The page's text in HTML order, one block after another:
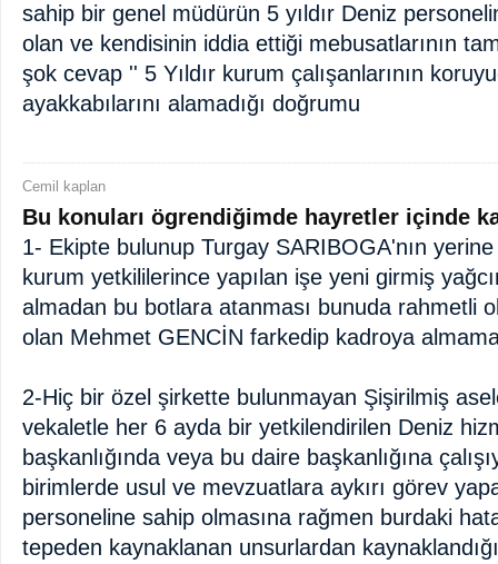
sahip bir genel müdürün 5 yıldır Deniz
olan ve kendisinin iddia ettiği mebusatlarının
şok cevap '' 5 Yıldır kurum çalışanlarının
ayakkabılarını alamadığı doğrumu
Cemil kaplan
Bu konuları ögrendiğimde hayretler içinde
1- Ekipte bulunup Turgay SARIBOGA'nın
kurum yetkililerince yapılan işe yeni girmiş
almadan bu botlara atanması bunuda rahmetli
olan Mehmet GENCİN farkedip kadroya
2-Hiç bir özel şirkette bulunmayan Şişirilmiş
vekaletle her 6 ayda bir yetkilendirilen Deniz
başkanlığında veya bu daire başkanlığına
birimlerde usul ve mevzuatlara aykırı görev
personeline sahip olmasına rağmen burdaki
tepeden kaynaklanan unsurlardan